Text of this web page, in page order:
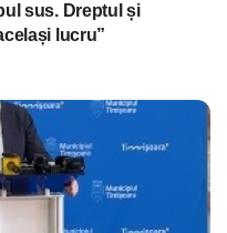
sus. Dreptul și
lucru”